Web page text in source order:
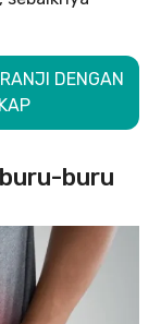
DENGAN
buru